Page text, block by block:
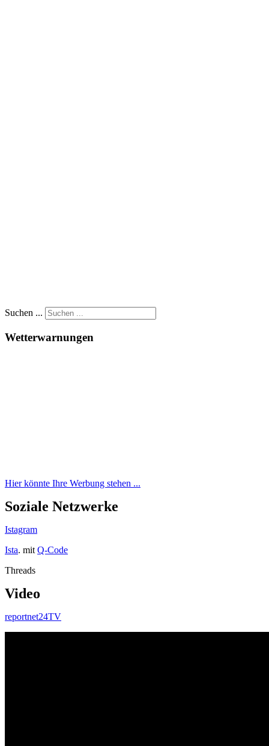
Suchen ...
Wetterwarnungen
Hier könnte Ihre Werbung stehen ...
Soziale Netzwerke
Istagram
Ista. mit Q-Code
Threads
Video
reportnet24TV